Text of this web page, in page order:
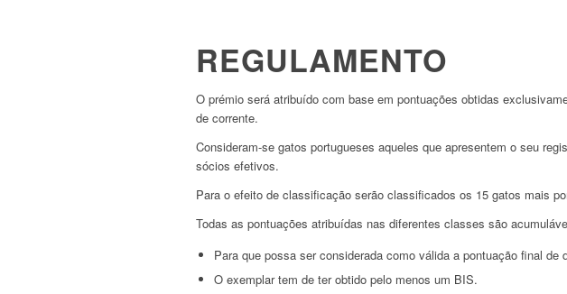
REGULAMENTO
O prémio será atribuído com base em pontuações obtidas
de corrente.
Consideram-se gatos portugueses aqueles que apresentem o seu
sócios efetivos.
Para o efeito de classificação serão classificados os 15 gatos mais
Todas as pontuações atribuídas nas diferentes classes são
Para que possa ser considerada como válida a pontuação final
O exemplar tem de ter obtido pelo menos um BIS.